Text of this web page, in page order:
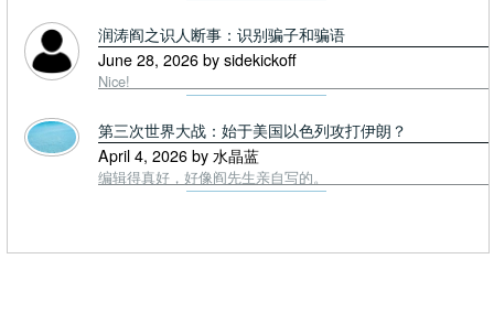
润涛阎之识人断事：识别骗子和骗语
June 28, 2026 by sidekickoff
Nice!
第三次世界大战：始于美国以色列攻打伊朗？
April 4, 2026 by 水晶蓝
编辑得真好，好像阎先生亲自写的。